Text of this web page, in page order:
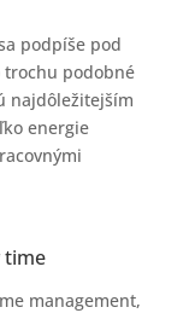
podpíše pod
trochu podobné
najdôležitejším
energie
time
management,